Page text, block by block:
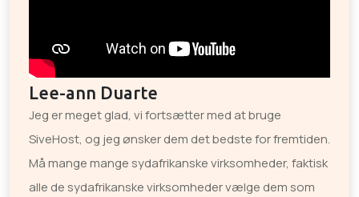
Lee-ann Duarte
Jeg er meget glad, vi fortsætter med at bruge
SiveHost, og jeg ønsker dem det bedste for fremtiden.
Må mange mange sydafrikanske virksomheder, faktisk
alle de sydafrikanske virksomheder vælge dem som